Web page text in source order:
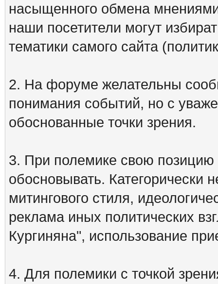
насыщенного обмена
наши посетители могут
тематики самого сайта
2. На форуме желательны
понимания событий, но с
обоснованные точки зрения.
3. При полемике свою
обосновывать. Категорически
митингового стиля,
реклама иных политических
Кургиняна", использование
4. Для полемики с точкой